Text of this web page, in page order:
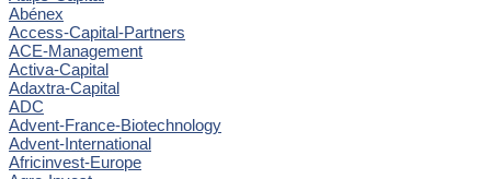
Abénex
Access-Capital-Partners
ACE-Management
Activa-Capital
Adaxtra-Capital
ADC
Advent-France-Biotechnology
Advent-International
Africinvest-Europe